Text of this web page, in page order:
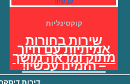
קוקסינליות
שירות בחורות
אמיתיות עם חיוך
מתוק ומראה מושך
– הזמינו עכשיו!
דירות